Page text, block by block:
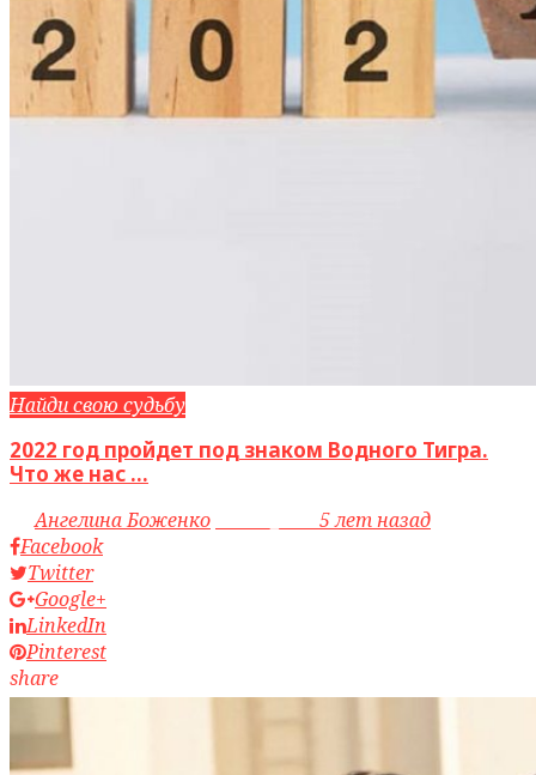
Найди свою судьбу
2022 год пройдет под знаком Водного Тигра.
Что же нас ...
byАнгелина Боженко
5 лет назад
Facebook
Twitter
Google+
LinkedIn
Pinterest
share